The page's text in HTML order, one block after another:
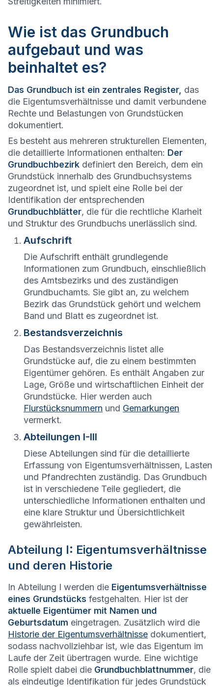
Wie ist das Grundbuch
aufgebaut und was
beinhaltet es?
Das Grundbuch ist ein zentrales Register, das
die Eigentumsverhältnisse und damit verbundene
Rechte und Belastungen von Grundstücken
dokumentiert.
Es besteht aus mehreren strukturellen Elementen,
die detaillierte Informationen enthalten: Der
Grundbuchbezirk definiert den Bereich, dem ein
Grundstück innerhalb des Grundbuchsystems
zugeordnet ist, und spielt eine Rolle bei der
Identifikation der entsprechenden
Grundbuchblätter, die für die rechtliche Klarheit
und Struktur des Grundbuchs unerlässlich sind.
Aufschrift
Die Aufschrift enthält grundlegende
Informationen zum Grundbuch, einschließlich
des Amtsbezirks und des zuständigen
Grundbuchamts. Sie gibt an, zu welchem
Bezirk das Grundstück gehört und welchem
Band und Blatt es zugeordnet ist.
Bestandsverzeichnis
Das Bestandsverzeichnis listet alle
Grundstücke auf, die zu einem bestimmten
Eigentümer gehören. Es enthält Angaben zur
Lage, Größe und wirtschaftlichen Einheit der
Grundstücke. Hier werden auch
Flurstücksnummern und Gemarkungen
vermerkt.
Abteilungen I-III
Diese Abteilungen sind für die detaillierte
Erfassung von Eigentumsverhältnissen, Lasten
und Pfandrechten zuständig. Das Grundbuch
ist in verschiedene Teile gegliedert, die
unterschiedliche Informationen enthalten und
eine klare Struktur und Übersichtlichkeit
gewährleisten.
Abteilung I: Eigentumsverhältnisse
und deren Historie
In Abteilung I werden die Eigentumsverhältnisse
eines Grundstücks festgehalten. Hier ist der
aktuelle Eigentümer mit Namen und
Geburtsdatum eingetragen. Zusätzlich wird die
Historie der Eigentumsverhältnisse dokumentiert,
sodass nachvollziehbar ist, wie das Eigentum im
Laufe der Zeit übertragen wurde. Eine wichtige
Rolle spielt dabei die Grundbuchblattnummer, die
als eindeutige Identifikation für jedes Grundstück